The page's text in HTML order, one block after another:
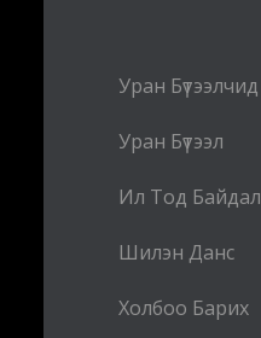
Уран Бүтээлчид
Уран Бүтээл
Ил Тод Байдал
Шилэн Данс
Холбоо Барих